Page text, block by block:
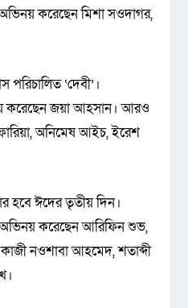
করেছেন মিশা সওদাগর,
পরিচালিত ‘দেবী’।
করেছেন জয়া আহসান। আরও
অনিমেষ আইচ, ইরেশ
হবে ঈদের তৃতীয় দিন।
অভিনয় করেছেন আরিফিন শুভ,
নওশাবা আহমেদ, শতাব্দী